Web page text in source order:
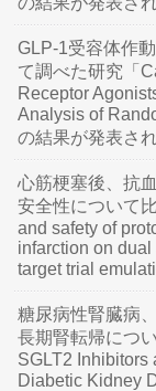
GLP-1受容体作
て調べた研究「
Receptor
Analysis of
の結果が発表さ
心筋梗塞後、抗
安全性について
and safety of
infarction on
target trial
糖尿病性腎臓病
長期腎転帰につ
SGLT2 Inhibitors
Diabetic Kidney